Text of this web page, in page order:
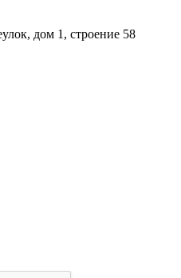
дом 1, строение 58